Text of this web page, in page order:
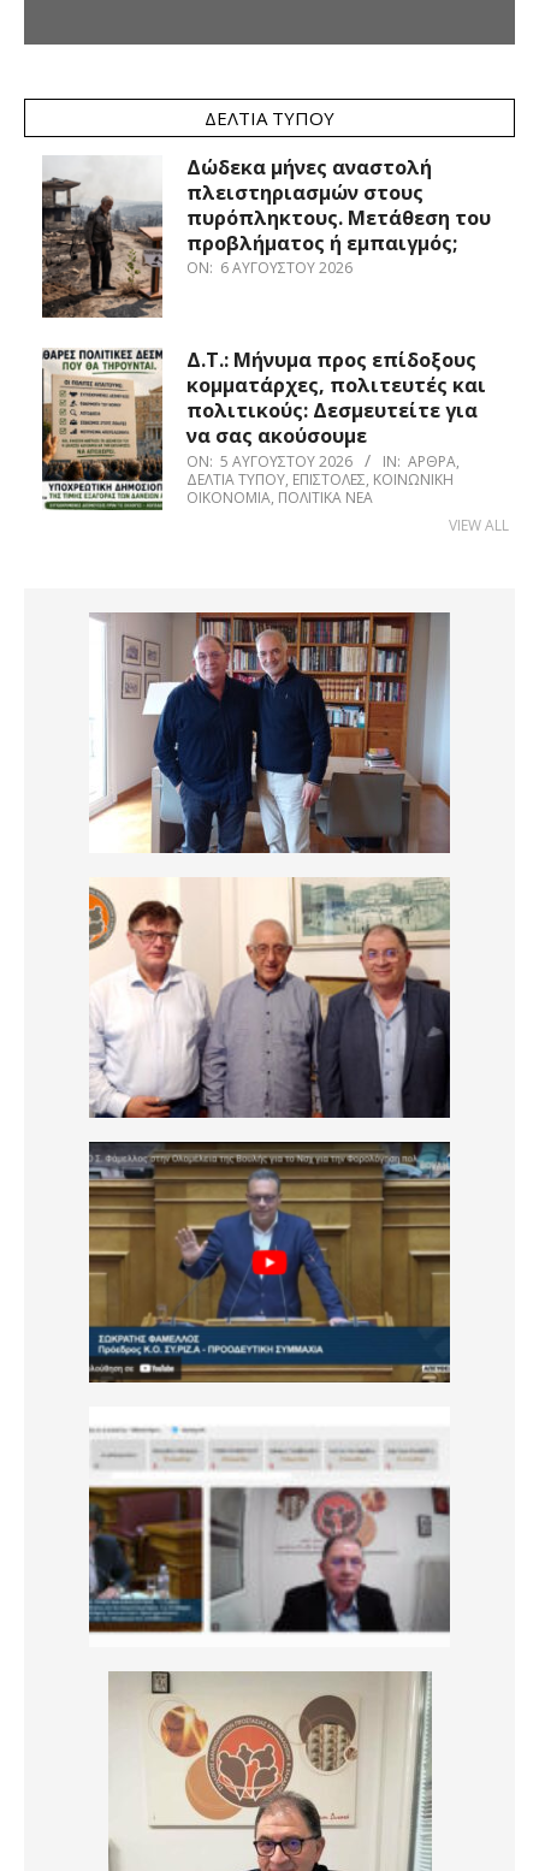
ΔΕΛΤΊΑ ΤΎΠΟΥ
Δώδεκα μήνες αναστολή
πλειστηριασμών στους
πυρόπληκτους. Μετάθεση του
προβλήματος ή εμπαιγμός;
ON: 6 ΑΥΓΟΎΣΤΟΥ 2026
Δ.Τ.: Μήνυμα προς επίδοξους
κομματάρχες, πολιτευτές και
πολιτικούς: Δεσμευτείτε για
να σας ακούσουμε
ON: 5 ΑΥΓΟΎΣΤΟΥ 2026 IN: ΆΡΘΡΑ,
ΔΕΛΤΊΑ ΤΎΠΟΥ, ΕΠΙΣΤΟΛΈΣ, ΚΟΙΝΩΝΙΚΉ
ΟΙΚΟΝΟΜΊΑ, ΠΟΛΙΤΙΚΆ ΝΈΑ
VIEW ALL